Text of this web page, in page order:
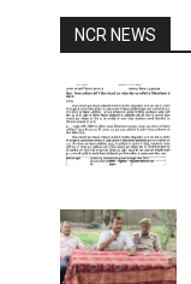
NCR NEWS